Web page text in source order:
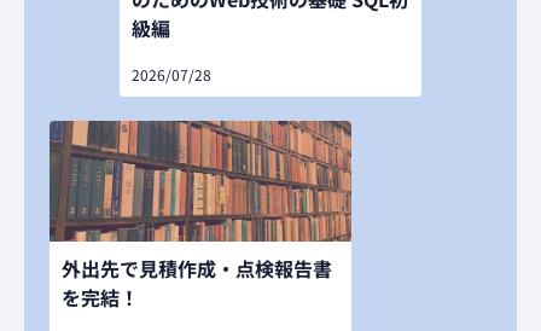
級編
2026/07/28
外出先で見積作成・点検報告書
を完結！